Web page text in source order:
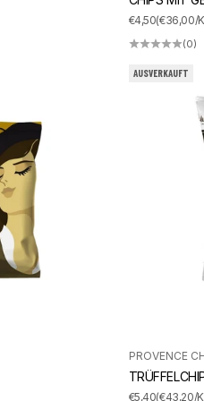
ANGEBOT
€4,50(€36,00/
(0)
AUSVERKAUFT
PROVENCE
ANGEBOT
€5,40(€43,20/